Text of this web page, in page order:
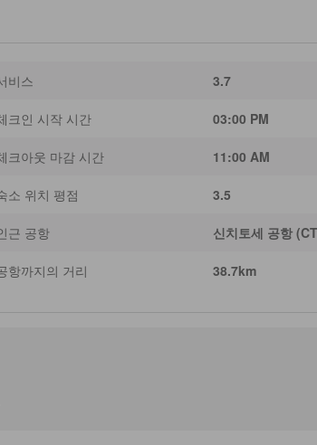
비스 3.7
크인 시작 시간 03:00 PM
크아웃 마감 시간 11:00 AM
소 위치 평점 3.5
근 공항 신치토세 공항
항까지의 거리 38.7km